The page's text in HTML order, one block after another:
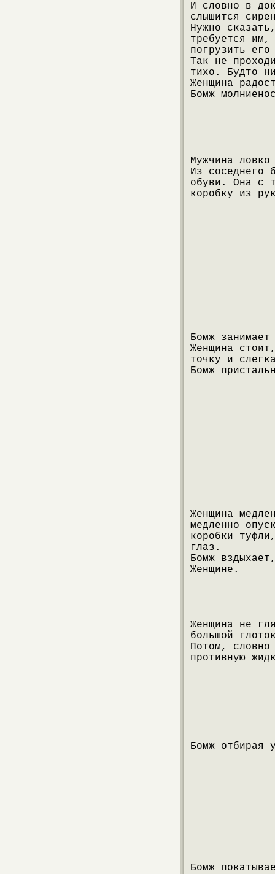
И словно в
слышится
Нужно
требуется
погрузить
Так не
тихо. Будто
Женщина
Бомж
Мужчина
Из соседнего
обуви. Она с
коробку из
Бомж
Женщина
точку и
Бомж
Женщина
медленно
коробки
глаз.
Бомж
Женщине.
Женщина не
большой
Потом, словно
противную
Бомж отбирая
Бомж